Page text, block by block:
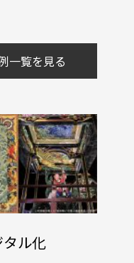
一覧を見る
ル化